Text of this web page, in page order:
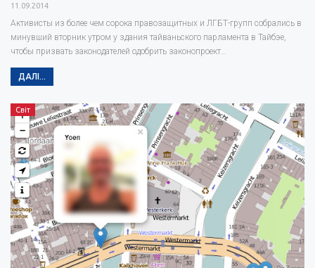
11.09.2014
Активисты из более чем сорока правозащитных и ЛГБТ-групп собрались в
минувший вторник утром у здания тайваньского парламента в Тайбэе,
чтобы призвать законодателей одобрить законопроект…
ДАЛІ...
Світ